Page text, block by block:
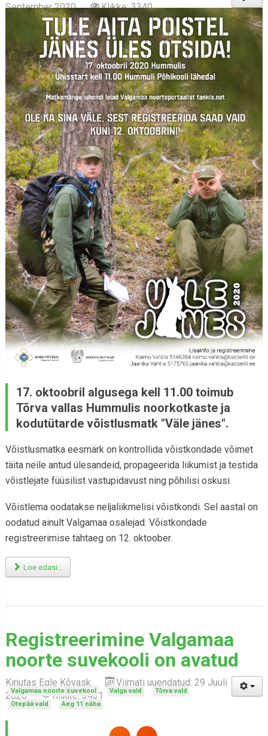
September 2020 Klikke: 3340
17. oktoobril algusega kell 11.00 toimub
Tõrva vallas Hummulis noorkotkaste ja
kodutütarde võistlusmatk "Väle jänes".
Võistlusmatka eesmärk on kontrollida võistkondade võimet
täita neile antud ülesandeid, propageerida liikumist ja testida
võistlejate füüsilist vastupidavust ning põhilisi oskusi.
Võistlema oodatakse neljaliikmelisi võistkondi. Sel aastal on
oodatud ainult Valgamaa osalejad. Võistkondade
registreerimise tähtaeg on 12. oktoober.
Loe edasi...
Registreerimine Valgamaa
noorte suvekooli on avatud
Kirjutas Egle Kõvask
Viimati uuendatud: 29 Juuli
2020
Klikke: 3431
Valgamaa noorte suvekool Valga vald
Tõrva vald
Otepää vald
Aeg 11 näha